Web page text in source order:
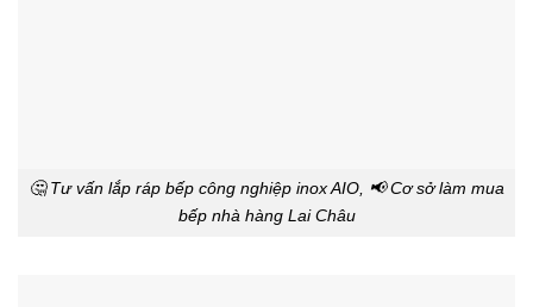
🤔 Tư vấn lắp ráp bếp công nghiệp inox AIO, 📢 Cơ sở làm mua
bếp nhà hàng Lai Châu